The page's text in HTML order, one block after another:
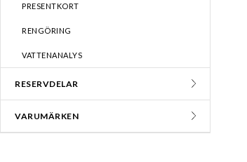
PRESENTKORT
RENGÖRING
VATTENANALYS
RESERVDELAR
VARUMÄRKEN